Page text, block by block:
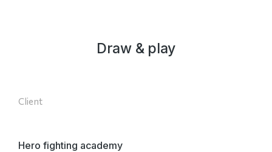
Draw & play
Client
Hero fighting academy